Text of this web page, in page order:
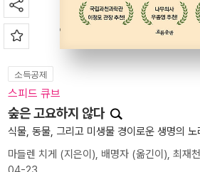
소득공제
스피드 큐브
숲은 고요하지 않다
식물, 동물, 그리고 미생물 경이로운 생명의 노
마들렌 치게 (지은이), 배명자 (옮긴이), 최재천